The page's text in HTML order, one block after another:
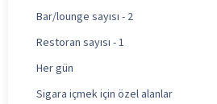
Bar/lounge sayısı - 2
Restoran sayısı - 1
Her gün
Sigara içmek için özel alanlar